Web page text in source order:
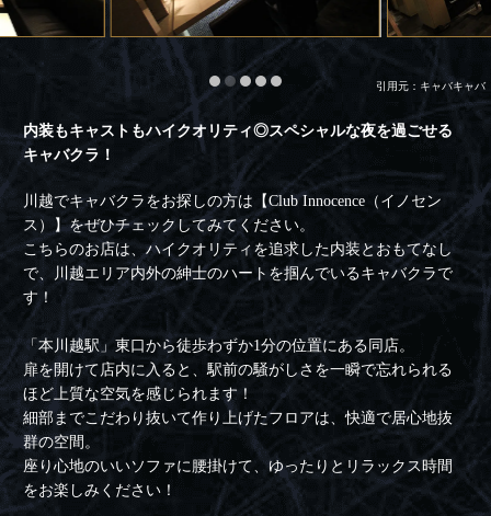
引用元：キャバキャバ
内装もキャストもハイクオリティ◎スペシャルな夜を過ごせる
キャバクラ！
川越でキャバクラをお探しの方は【Club Innocence（イノセン
ス）】をぜひチェックしてみてください。
こちらのお店は、ハイクオリティを追求した内装とおもてなし
で、川越エリア内外の紳士のハートを掴んでいるキャバクラで
す！
「本川越駅」東口から徒歩わずか1分の位置にある同店。
扉を開けて店内に入ると、駅前の騒がしさを一瞬で忘れられる
ほど上質な空気を感じられます！
細部までこだわり抜いて作り上げたフロアは、快適で居心地抜
群の空間。
座り心地のいいソファに腰掛けて、ゆったりとリラックス時間
をお楽しみください！